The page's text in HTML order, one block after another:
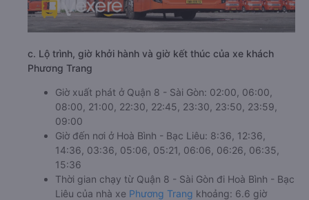
c. Lộ trình, giờ khởi hành và giờ kết thúc của xe khách
Phương Trang
Giờ xuất phát ở Quận 8 - Sài Gòn: 02:00, 06:00,
08:00, 21:00, 22:30, 22:45, 23:30, 23:50, 23:59,
09:00
Giờ đến nơi ở Hoà Bình - Bạc Liêu: 8:36, 12:36,
14:36, 03:36, 05:06, 05:21, 06:06, 06:26, 06:35,
15:36
Thời gian chạy từ Quận 8 - Sài Gòn đi Hoà Bình - Bạc
Liêu của nhà xe Phương Trang khoảng: 6.6 giờ